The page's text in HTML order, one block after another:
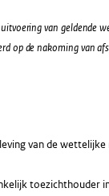
van geldende
op de nakoming van
van de wettelijke
toezichthouder